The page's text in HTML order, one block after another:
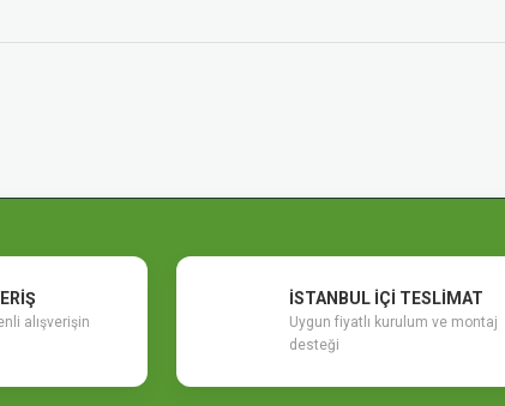
alışverişin
İSTANBUL İÇİ TESLİMAT
Uygun fiyatlı kurulum ve montaj
desteği